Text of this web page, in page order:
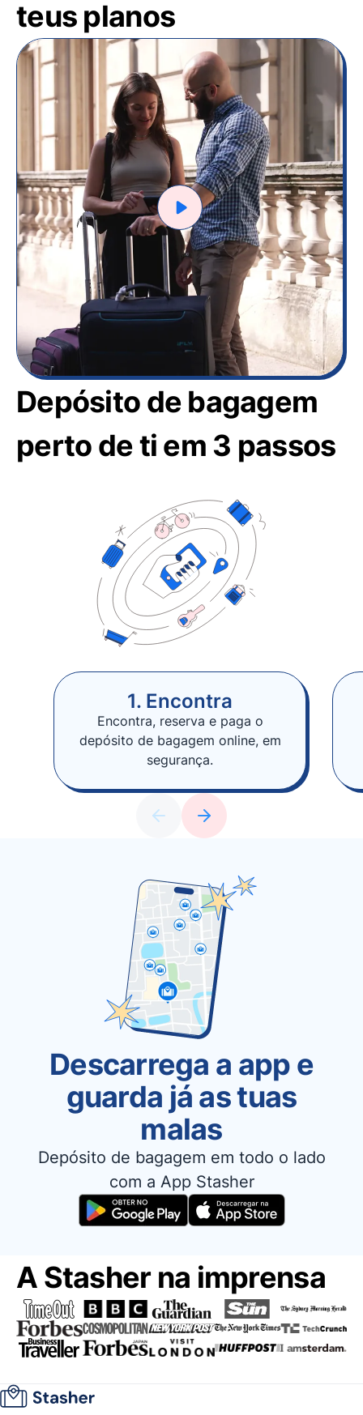
teus planos
Depósito de bagagem
perto de ti em 3 passos
1. Encontra
Encontra, reserva e paga o
depósito de bagagem online, em
segurança.
Descarrega a app e
guarda já as tuas
malas
Depósito de bagagem em todo o lado
com a App Stasher
A Stasher na imprensa